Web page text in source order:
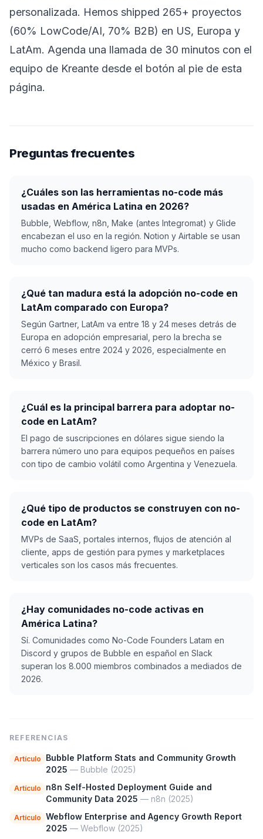
personalizada. Hemos shipped 265+ proyectos
(60% LowCode/AI, 70% B2B) en US, Europa y
LatAm. Agenda una llamada de 30 minutos con el
equipo de Kreante desde el botón al pie de esta
página.
Preguntas frecuentes
¿Cuáles son las herramientas no-code más
usadas en América Latina en 2026?
Bubble, Webflow, n8n, Make (antes Integromat) y Glide
encabezan el uso en la región. Notion y Airtable se usan
mucho como backend ligero para MVPs.
¿Qué tan madura está la adopción no-code en
LatAm comparado con Europa?
Según Gartner, LatAm va entre 18 y 24 meses detrás de
Europa en adopción empresarial, pero la brecha se
cerró 6 meses entre 2024 y 2026, especialmente en
México y Brasil.
¿Cuál es la principal barrera para adoptar no-
code en LatAm?
El pago de suscripciones en dólares sigue siendo la
barrera número uno para equipos pequeños en países
con tipo de cambio volátil como Argentina y Venezuela.
¿Qué tipo de productos se construyen con no-
code en LatAm?
MVPs de SaaS, portales internos, flujos de atención al
cliente, apps de gestión para pymes y marketplaces
verticales son los casos más frecuentes.
¿Hay comunidades no-code activas en
América Latina?
Sí. Comunidades como No-Code Founders Latam en
Discord y grupos de Bubble en español en Slack
superan los 8.000 miembros combinados a mediados de
2026.
REFERENCIAS
Artículo
Bubble Platform Stats and Community Growth
2025 — Bubble (2025)
Artículo
n8n Self-Hosted Deployment Guide and
Community Data 2025 — n8n (2025)
Artículo Webflow Enterprise and Agency Growth Report
2025 — Webflow (2025)